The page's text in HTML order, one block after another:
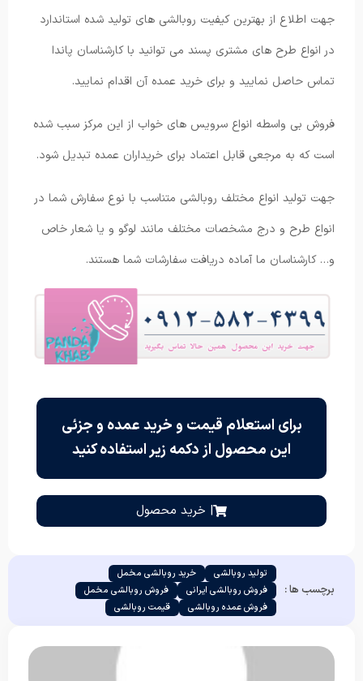
جهت اطلاع از بهترین کیفیت روبالشی های تولید شده استاندارد
در انواع طرح های مشتری پسند می توانید با کارشناسان پاندا
تماس حاصل نمایید و برای خرید عمده آن اقدام نمایید.
فروش بی واسطه انواع سرویس های خواب از این مرکز سبب شده
است که به مرجعی قابل اعتماد برای خریداران عمده تبدیل شود.
جهت تولید انواع مختلف روبالشی متناسب با نوع سفارش شما در
انواع طرح و درج مشخصات مختلف مانند لوگو و یا شعار خاص
و… کارشناسان ما آماده دریافت سفارشات شما هستند.
برای استعلام قیمت و خرید عمده و جزئی
این محصول از دکمه زیر استفاده کنید
| خرید محصول
برچسب ها :
تولید روبالشی
خرید روبالشی مخمل
فروش روبالشی ایرانی
فروش روبالشی مخمل
فروش عمده روبالشی
قیمت روبالشی